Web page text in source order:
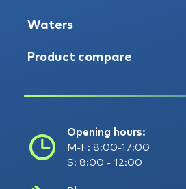
Waters
Product compare
Opening hours:
M-F: 8:00-17:00
S: 8:00 - 12:00